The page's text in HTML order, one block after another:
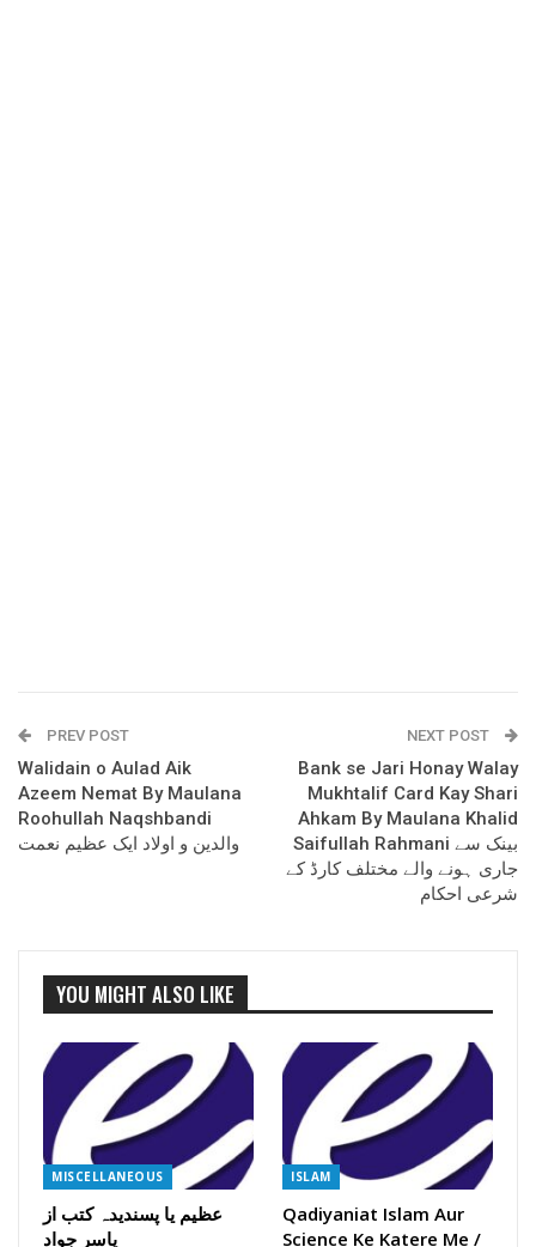
PREV POST
Walidain o Aulad Aik
Azeem Nemat By Maulana
Roohullah Naqshbandi
والدین و اولاد ایک عظیم نعمت
NEXT POST
Bank se Jari Honay Walay
Mukhtalif Card Kay Shari
Ahkam By Maulana Khalid
Saifullah Rahmani بینک سے
جاری ہونے والے مختلف کارڈ کے
شرعی احکام
YOU MIGHT ALSO LIKE
MISCELLANEOUS
عظیم یا پسندیدہ کتب از
یاسر جواد
ISLAM
Qadiyaniat Islam Aur
Science Ke Katere Me /